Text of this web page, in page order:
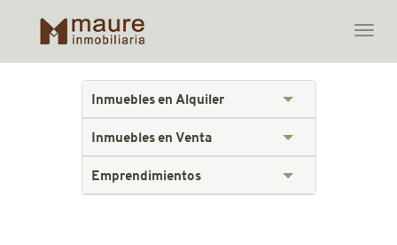
Toggle
Inmuebles en Alquiler
Inmuebles en Venta
Emprendimientos